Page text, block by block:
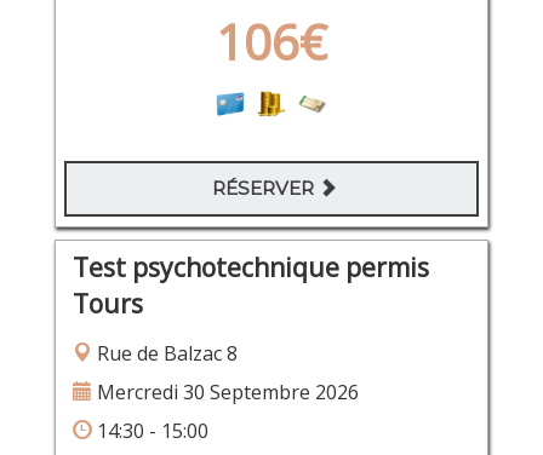
106€
RÉSERVER
Test psychotechnique permis
Tours
Rue de Balzac 8
Mercredi 30 Septembre 2026
14:30 - 15:00